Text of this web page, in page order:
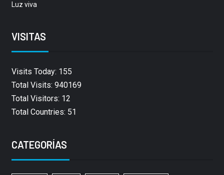
Luz viva
VISITAS
Visits Today: 155
Total Visits: 940169
Total Visitors: 12
Total Countries: 51
CATEGORÍAS